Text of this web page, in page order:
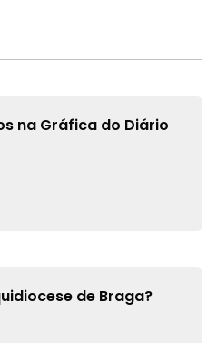
na Gráfica do Diário
de Braga?